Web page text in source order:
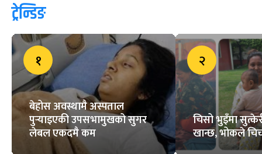
ट्रेन्डिङ
१
बेहोस अवस्थामै अस्पताल
पुर्‍याइएकी उपसभामुखको सुगर
लेबल एकदमै कम
२
चिसो भुइँमा
खान्छ, भोकले